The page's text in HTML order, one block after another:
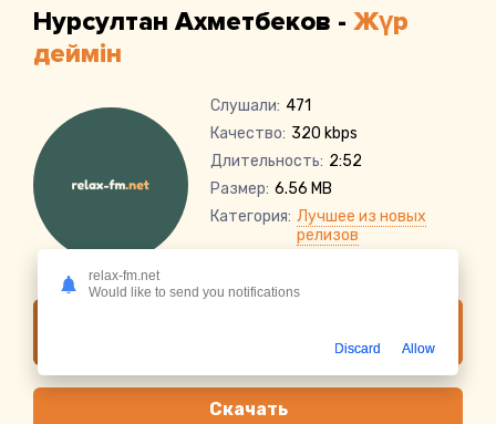
Нурсултан Ахметбеков - Жүр
деймін
Слушали: 471
Качество: 320 kbps
Длительность: 2:52
Размер: 6.56 MB
Категория: Лучшее из новых
релизов
Скачать
relax-fm.net
Would like to send you notifications
Discard Allow